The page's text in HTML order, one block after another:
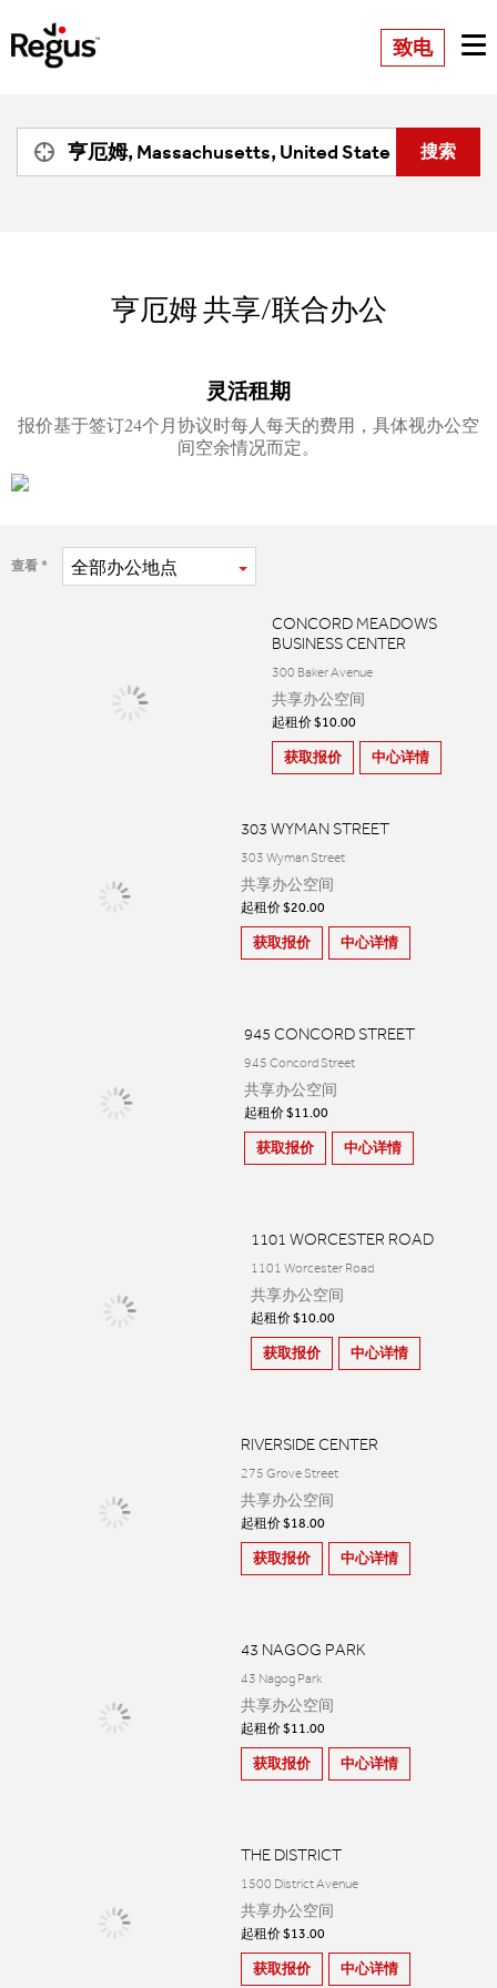
致电
亨厄姆共享/联合办公
灵活租期
报价基于签订24个月协议时每人每天的费用，具体视办公空
间空余情况而定。
查看 全部办公地点
CONCORD MEADOWS
BUSINESS CENTER
300 Baker Avenue
共享办公空间
起租价 $10.00
获取报价 中心详情
303 WYMAN STREET
303 Wyman Street
共享办公空间
起租价 $20.00
获取报价 中心详情
945 CONCORD STREET
945 Concord Street
共享办公空间
起租价 $11.00
获取报价 中心详情
1101 WORCESTER ROAD
1101 Worcester Road
共享办公空间
起租价 $10.00
获取报价 中心详情
RIVERSIDE CENTER
275 Grove Street
共享办公空间
起租价 $18.00
获取报价 中心详情
43 NAGOG PARK
43 Nagog Park
共享办公空间
起租价 $11.00
获取报价 中心详情
THE DISTRICT
1500 District Avenue
共享办公空间
起租价 $13.00
获取报价 中心详情